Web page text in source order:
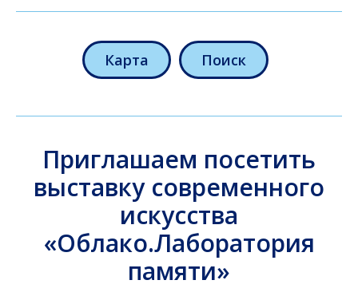
Карта Поиск
Приглашаем посетить
выставку современного
искусства
«Облако.Лаборатория
памяти»